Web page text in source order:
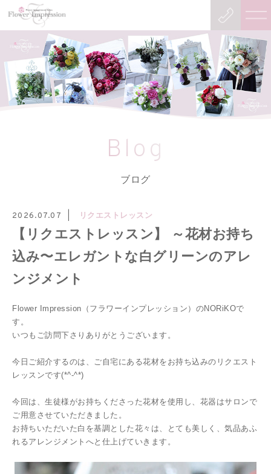
Blog
ブログ
2026.07.07 リクエストレッスン
【リクエストレッスン】 ～花材お持ち
込み〜エレガントな白グリーンのアレ
ンジメント
Flower Impression（フラワーインプレッション）のNORiKOで
す。
いつもご訪問下さりありがとうございます。
今日ご紹介するのは、ご自宅にある花材をお持ち込みのリクエスト
レッスンです(*^-^*)
今回は、生徒様がお持ちくださった花材を使用し、花器はサロンで
ご用意させていただきました。
お持ちいただいた白を基調とした花々は、とても美しく、気品あふ
れるアレンジメントへと仕上げていきます。